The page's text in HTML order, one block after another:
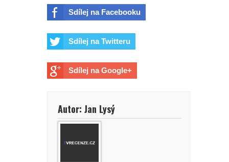
Sdílej na Facebooku
Sdílej na Twitteru
Sdílej na Google+
Autor: Jan Lysý